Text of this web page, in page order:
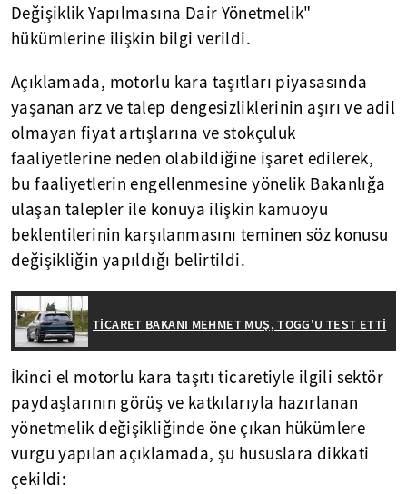
Değişiklik Yapılmasına Dair Yönetmelik"
hükümlerine ilişkin bilgi verildi.
Açıklamada, motorlu kara taşıtları piyasasında
yaşanan arz ve talep dengesizliklerinin aşırı ve adil
olmayan fiyat artışlarına ve stokçuluk
faaliyetlerine neden olabildiğine işaret edilerek,
bu faaliyetlerin engellenmesine yönelik Bakanlığa
ulaşan talepler ile konuya ilişkin kamuoyu
beklentilerinin karşılanmasını teminen söz konusu
değişikliğin yapıldığı belirtildi.
TİCARET BAKANI MEHMET MUŞ, TOGG'U TEST ETTİ
İkinci el motorlu kara taşıtı ticaretiyle ilgili sektör
paydaşlarının görüş ve katkılarıyla hazırlanan
yönetmelik değişikliğinde öne çıkan hükümlere
vurgu yapılan açıklamada, şu hususlara dikkati
çekildi: